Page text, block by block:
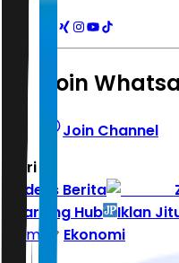
Join
Join Channel
Hari ini
Indeks Berita
Learning Hub
Iklan
Home
Ekonomi